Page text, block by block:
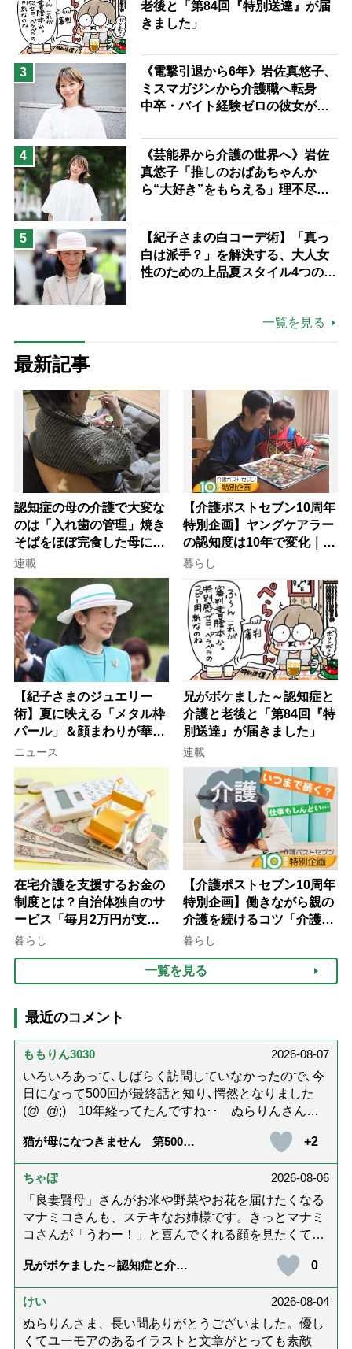
老後と「第84回『特別送達』が届
きました」
3
《電撃引退から6年》岩佐真悠子、
ミスマガジンから介護職へ転身
中卒・バイト経験ゼロの彼女が見
ながら自分らしくいられる」
4
《芸能界から介護の世界へ》岩佐
真悠子「推しのおばあちゃんか
ら“大好き”をもらえる」理不尽さ
場は「愛おしい」
5
【紀子さまの白コーデ術】「真っ
白は派手？」を解決する、大人女
性のための上品夏スタイル4つのコ
一覧を見る
最新記事
認知症の母の介護で大変な
のは「入れ歯の管理」焼き
そばをほぼ完食した母に息
子が血の気が引いた理由
連載
【介護ポストセブン10周年
特別企画】ヤングケアラー
の認知度は10年で変化｜流
行語大賞にノミネート、法
律にも明記されたが果たし
て現在は？
暮らし
【紀子さまのジュエリー
術】夏に映える「メタル枠
パール」＆顔まわりが華や
ぐ「揺れる一粒」の使い分
け方
ニュース
兄がボケました～認知症と
介護と老後と「第84回『特
別送達』が届きました」
連載
在宅介護を支援するお金の
制度とは？自治体独自のサ
ービス「毎月2万円が支給
される」ケースも【FP解
暮らし
【介護ポストセブン10周年
特別企画】働きながら親の
介護を続けるコツ「介護は
10年以上続くことも…3つ
みよう」【社会福祉士解
説】
暮らし
一覧を見る
最近のコメント
ももりん3030
2026-08-07
いろいろあって､しばらく訪問していなかったので､今
日になって500回が最終話と知り､愕然となりました
(@_@;) 10年経ってたんですね･･ ぬらりんさんの
護では身内に理解してもらえないもどかしさを感じた
り､いろいろありましたが､ぬらりんさんの文章を読ん
で心救われたことが多々ありました。不定期での近況
報告を心待ちにしています。さびちゃん・隊長と､健
やかにお過ごしくださいね。ご多幸をお祈りしていま
す☆*゜
猫が母になつきません 第500話
+2
ちゃぼ
2026-08-06
「良妻賢母」さんがお米や野菜やお花を届けたくなる
マナミコさんも、ステキなお姉様です。きっとマナミ
コさんが「うわー！」と喜んでくれる顔を見たくて、
す。 お二人とも良いお友達ですね。
兄がボケました～認知症と介護
が届きました」
0
けい
2026-08-04
ぬらりんさま、長い間ありがとうございました。優し
くてユーモアのあるイラストと文章がとっても素敵